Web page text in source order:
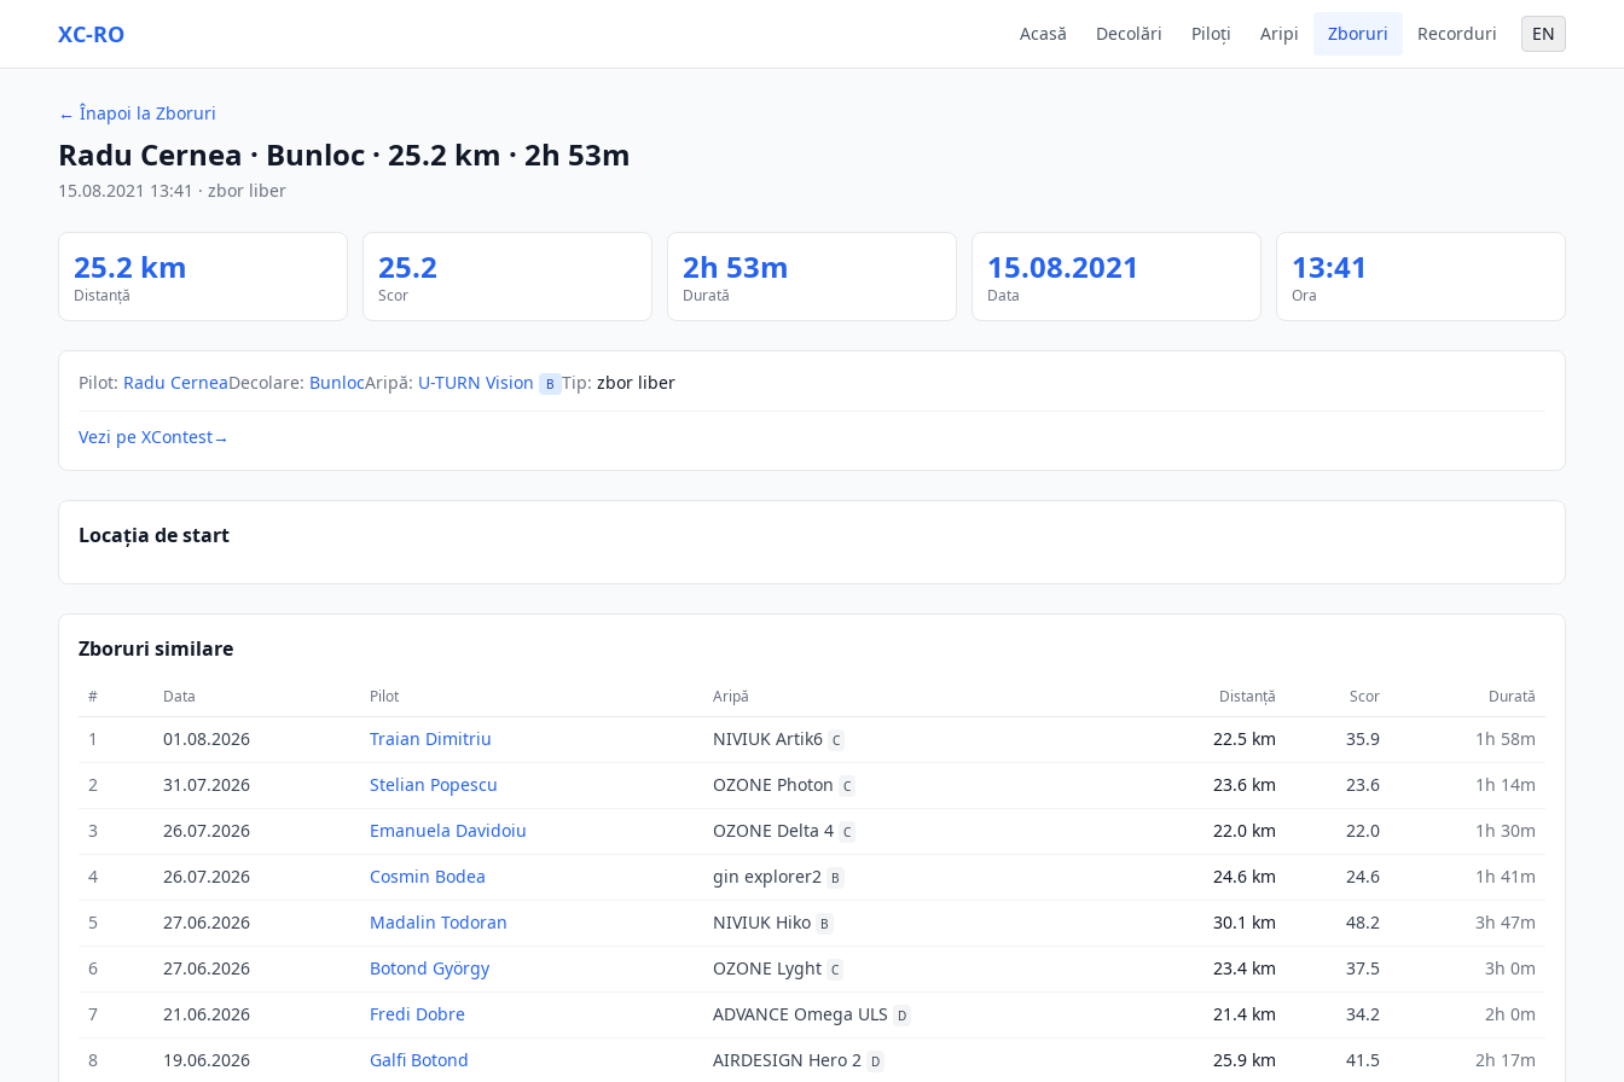
XC-RO Acasă Decolări Piloți Aripi Zboruri Recorduri EN
← Înapoi la Zboruri
Radu Cernea · Bunloc · 25.2 km · 2h 53m
15.08.2021 13:41 · zbor liber
25.2 km
Distanță
25.2
Scor
2h 53m
Durată
15.08.2021
Data
13:41
Ora
Pilot: Radu CerneaDecolare: BunlocAripă: U-TURN Vision B Tip: zbor liber
Vezi pe XContest→
Locația de start
Zboruri similare
# Data Pilot Aripă Distanță Scor Durată
1 01.08.2026 Traian Dimitriu NIVIUK Artik6 C 22.5 km 35.9
1h 58m
2
31.07.2026 Stelian Popescu OZONE Photon C 23.6 km 23.6
1h 14m
3
26.07.2026 Emanuela Davidoiu OZONE Delta 4 C 22.0 km 22.0
1h 30m
4
26.07.2026 Cosmin Bodea gin explorer2 B 24.6 km 24.6
1h 41m
5
27.06.2026 Madalin Todoran NIVIUK Hiko B 30.1 km 48.2
3h 47m
6
27.06.2026 Botond György OZONE Lyght C 23.4 km 37.5
3h 0m
7
21.06.2026 Fredi Dobre ADVANCE Omega ULS D 21.4 km 34.2
2h 0m
8
19.06.2026 Galfi Botond AIRDESIGN Hero 2 D 25.9 km 41.5 2h 17m